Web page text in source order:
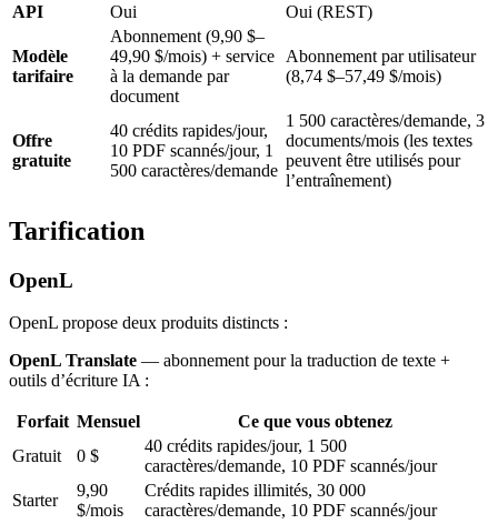
API
Oui Oui (REST)
Modèle
tarifaire
Abonnement (9,90 $–
49,90 $/mois) + service
à la demande par
document
Abonnement par utilisateur
(8,74 $–57,49 $/mois)
Offre
gratuite
40 crédits rapides/jour,
10 PDF scannés/jour, 1
500 caractères/demande
1 500 caractères/demande, 3
documents/mois (les textes
peuvent être utilisés pour
l’entraînement)
Tarification
OpenL
OpenL propose deux produits distincts :
OpenL Translate — abonnement pour la traduction de texte +
outils d’écriture IA :
Forfait Mensuel
Ce que vous obtenez
Gratuit
0 $
40 crédits rapides/jour, 1 500
caractères/demande, 10 PDF scannés/jour
Starter
9,90
$/mois
Crédits rapides illimités, 30 000
caractères/demande, 10 PDF scannés/jour